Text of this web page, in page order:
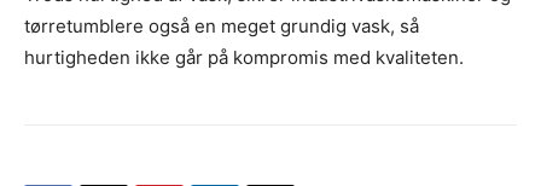
tørretumblere også en meget grundig vask, så
hurtigheden ikke går på kompromis med kvaliteten.